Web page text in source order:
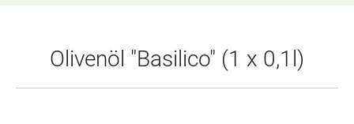
Olivenöl "Basilico" (1 x 0,1l)